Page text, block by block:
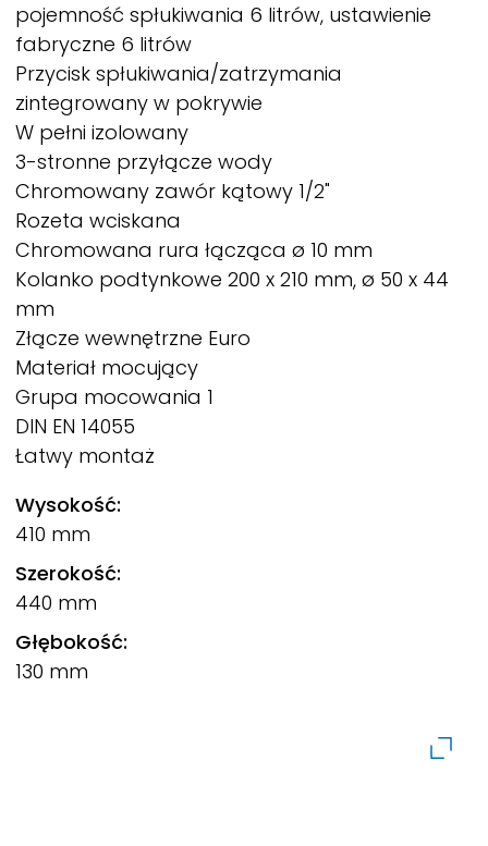
pojemność spłukiwania 6 litrów, ustawienie
fabryczne 6 litrów
Przycisk spłukiwania/zatrzymania
zintegrowany w pokrywie
W pełni izolowany
3-stronne przyłącze wody
Chromowany zawór kątowy 1/2"
Rozeta wciskana
Chromowana rura łącząca ø 10 mm
Kolanko podtynkowe 200 x 210 mm, ø 50 x 44
mm
Złącze wewnętrzne Euro
Materiał mocujący
Grupa mocowania 1
DIN EN 14055
Łatwy montaż
Wysokość:
410 mm
Szerokość:
440 mm
Głębokość:
130 mm